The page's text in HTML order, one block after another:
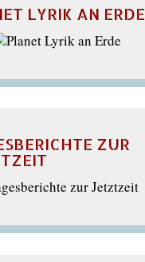
LYRIK AN ERDE
ZUR